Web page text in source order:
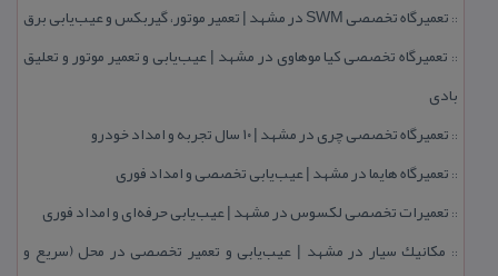
:: تعمیرگاه تخصصی SWM در مشهد | تعمیر موتور، گیربكس و عیب‌یابی برق
:: تعمیرگاه تخصصی كیا موهاوی در مشهد | عیب‌یابی و تعمیر موتور و تعلیق
بادی
:: تعمیرگاه تخصصی چری در مشهد | ۱۰ سال تجربه و امداد خودرو
:: تعمیرگاه هایما در مشهد | عیب‌یابی تخصصی و امداد فوری
:: تعمیرات تخصصی لكسوس در مشهد | عیب‌یابی حرفه‌ای و امداد فوری
:: مكانیك سیار در مشهد | عیب‌یابی و تعمیر تخصصی در محل (سریع و